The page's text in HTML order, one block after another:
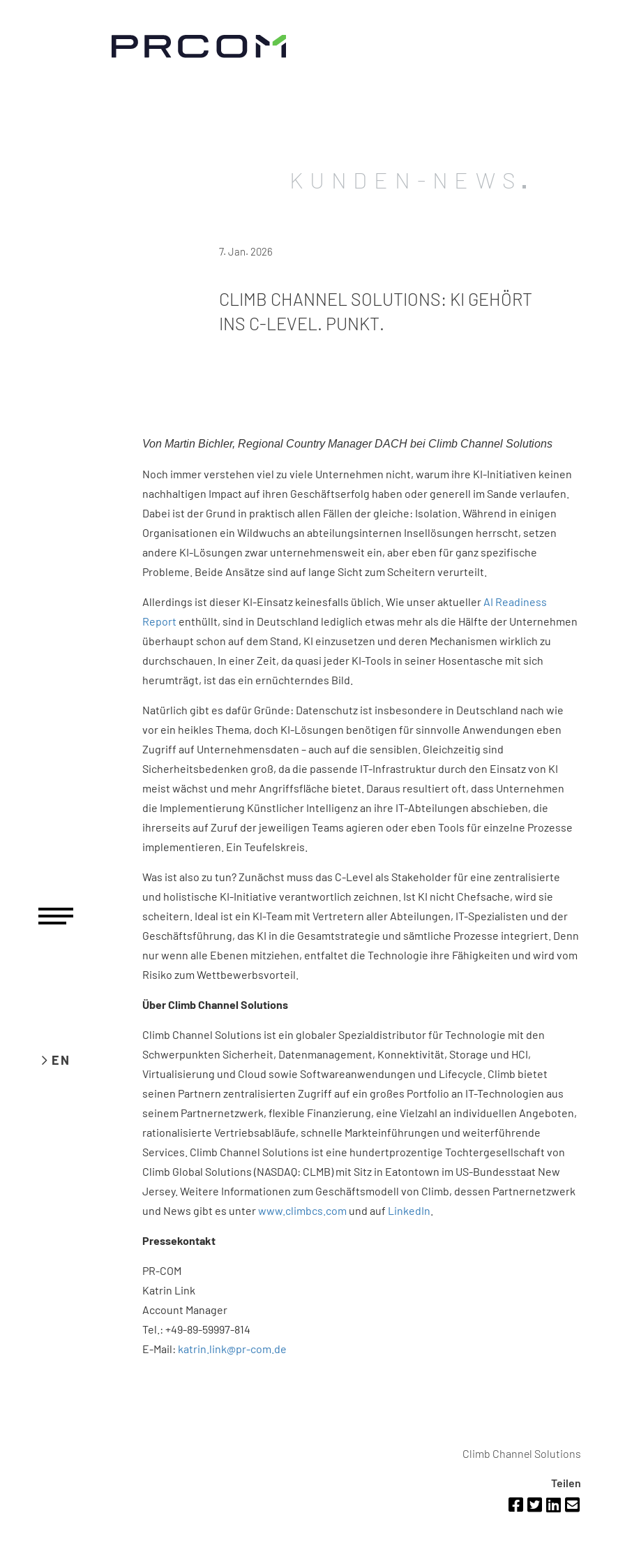
EN
KUNDEN-NEWS
7. Jan. 2026
CLIMB CHANNEL SOLUTIONS: KI GEHÖRT
INS C-LEVEL. PUNKT.
Von Martin Bichler, Regional Country Manager DACH bei Climb Channel Solutions​
Noch immer verstehen viel zu viele Unternehmen nicht, warum ihre KI-Initiativen keinen
nachhaltigen Impact auf ihren Geschäftserfolg haben oder generell im Sande verlaufen.
Dabei ist der Grund in praktisch allen Fällen der gleiche: Isolation. Während in einigen
Organisationen ein Wildwuchs an abteilungsinternen Insellösungen herrscht, setzen
andere KI-Lösungen zwar unternehmensweit ein, aber eben für ganz spezifische
Probleme. Beide Ansätze sind auf lange Sicht zum Scheitern verurteilt.
Allerdings ist dieser KI-Einsatz keinesfalls üblich. Wie unser aktueller AI Readiness
Report enthüllt, sind in Deutschland lediglich etwas mehr als die Hälfte der Unternehmen
überhaupt schon auf dem Stand, KI einzusetzen und deren Mechanismen wirklich zu
durchschauen. In einer Zeit, da quasi jeder KI-Tools in seiner Hosentasche mit sich
herumträgt, ist das ein ernüchterndes Bild.
Natürlich gibt es dafür Gründe: Datenschutz ist insbesondere in Deutschland nach wie
vor ein heikles Thema, doch KI-Lösungen benötigen für sinnvolle Anwendungen eben
Zugriff auf Unternehmensdaten – auch auf die sensiblen. Gleichzeitig sind
Sicherheitsbedenken groß, da die passende IT-Infrastruktur durch den Einsatz von KI
meist wächst und mehr Angriffsfläche bietet. Daraus resultiert oft, dass Unternehmen
die Implementierung Künstlicher Intelligenz an ihre IT-Abteilungen abschieben, die
ihrerseits auf Zuruf der jeweiligen Teams agieren oder eben Tools für einzelne Prozesse
implementieren. Ein Teufelskreis.
Was ist also zu tun? Zunächst muss das C-Level als Stakeholder für eine zentralisierte
und holistische KI-Initiative verantwortlich zeichnen. Ist KI nicht Chefsache, wird sie
scheitern. Ideal ist ein KI-Team mit Vertretern aller Abteilungen, IT-Spezialisten und der
Geschäftsführung, das KI in die Gesamtstrategie und sämtliche Prozesse integriert. Denn
nur wenn alle Ebenen mitziehen, entfaltet die Technologie ihre Fähigkeiten und wird vom
Risiko zum Wettbewerbsvorteil.
Über Climb Channel Solutions
Climb Channel Solutions ist ein globaler Spezialdistributor für Technologie mit den
Schwerpunkten Sicherheit, Datenmanagement, Konnektivität, Storage und HCI,
Virtualisierung und Cloud sowie Softwareanwendungen und Lifecycle. Climb bietet
seinen Partnern zentralisierten Zugriff auf ein großes Portfolio an IT-Technologien aus
seinem Partnernetzwerk, flexible Finanzierung, eine Vielzahl an individuellen Angeboten,
rationalisierte Vertriebsabläufe, schnelle Markteinführungen und weiterführende
Services. Climb Channel Solutions ist eine hundertprozentige Tochtergesellschaft von
Climb Global Solutions (NASDAQ: CLMB) mit Sitz in Eatontown im US-Bundesstaat New
Jersey. Weitere Informationen zum Geschäftsmodell von Climb, dessen Partnernetzwerk
und News gibt es unterwww.climbcs.com und auf LinkedIn
Pressekontakt
PR-COM
Katrin Link
Account Manager
Tel.: +49-89-59997-814
E-Mail: katrin.link@pr-com.de
Climb Channel Solutions
Teilen